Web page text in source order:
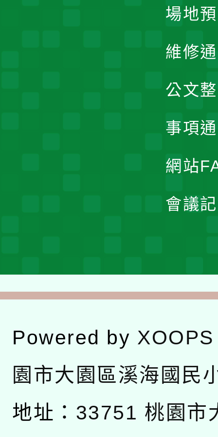
場地
維修
公文
事項
網站
會議
Powered by XOOPS
園市大園區溪海國民
地址： 33751 桃園市